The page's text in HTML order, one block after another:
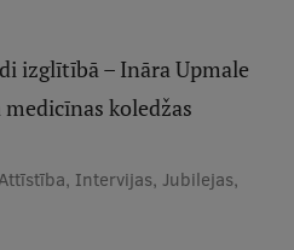
izglītībā – Ināra Upmale
medicīnas koledžas
Intervijas, Jubilejas,